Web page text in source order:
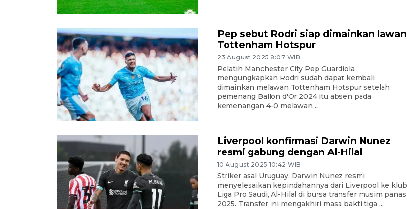
Pep sebut Rodri siap dimainkan lawan
Tottenham Hotspur
23 August 2025 8:07 WIB
Pelatih Manchester City Pep Guardiola
mengungkapkan Rodri sudah dapat kembali
dimainkan melawan Tottenham Hotspur setelah
pemenang Ballon d'Or 2024 itu absen pada
kemenangan 4-0 melawan ...
Liverpool konfirmasi Darwin Nunez
resmi gabung dengan Al-Hilal
10 August 2025 10:42 WIB
Striker asal Uruguay, Darwin Nunez resmi
menyelesaikan kepindahannya dari Liverpool ke klub
Liga Pro Saudi, Al-Hilal di bursa transfer musim panas
2025. Transfer ini mengakhiri masa bakti tiga ...